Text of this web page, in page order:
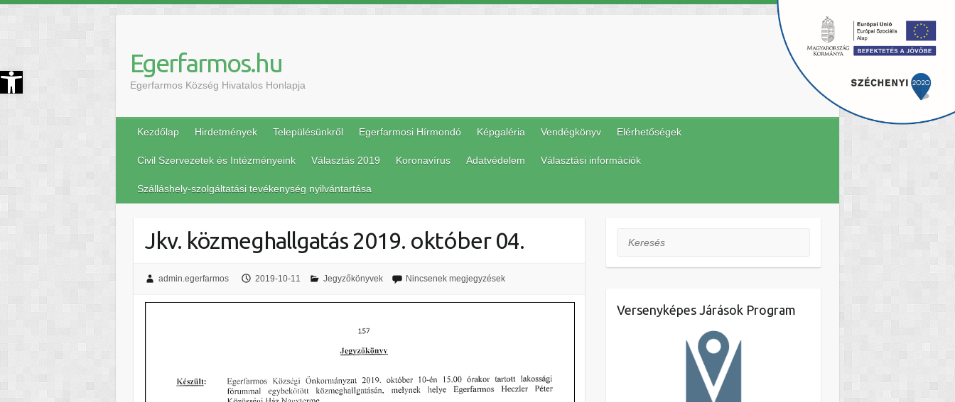
Eszköztár megnyitása Egerfarmos.hu
Egerfarmos Község Hivatalos Honlapja
Kezdőlap Hirdetmények Településünkről Egerfarmosi Hírmondó Képgaléria Vendégkönyv Elérhetőségek
Civil Szervezetek és Intézményeink Választás 2019 Koronavírus Adatvédelem Választási információk
Szálláshely-szolgáltatási tevékenység nyilvántartása
Jkv. közmeghallgatás 2019. október 04.
admin.egerfarmos 2019-10-11 Jegyzőkönyvek Nincsenek megjegyzések
Keresés
Versenyképes Járások Program